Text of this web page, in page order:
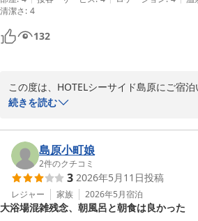
当館は大型連休等でも変わらない「1年通
様をお迎えしております。また島原へお越
ら、ぜひお立ち寄りくださいませ。
お客様のまたのお越しを、スタッフ一同
ります。
ＨＯＴＥＬシーサイド島原
2026-06-22
清潔さ: 4
132
この度は、HOTELシーサイド島原にご宿
うございます。また、大変嬉しいご感想を
一人旅でのリフレッシュの場として当ホテ
変光栄に存じます。当ホテル自慢の「高濃
だけたご様子を拝見し、私どもも喜ばしい
眺めながらゆったりとお過ごしいただく時
の醍醐味でございます。
続きを読む
島原小町娘
2件のクチコミ
3 2026年5月11日投稿
レジャー 家族 2026年5月宿泊
大浴場混雑残念、朝風呂と朝食は良かった